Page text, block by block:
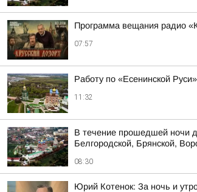
Программа вещания радио
07:57
Работу по «Есенинской
11:32
В течение прошедшей ночи
Белгородской, Брянской,
08:30
Юрий Котенок: За ночь и